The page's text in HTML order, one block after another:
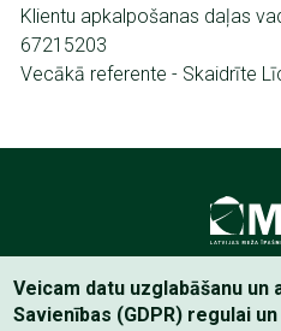
Klientu apkalpošanas daļas
67215203
Vecākā referente - Skaidrīte
Latvijas Meža
Veicam datu uzglabāšanu
Savienības (GDPR) regulai